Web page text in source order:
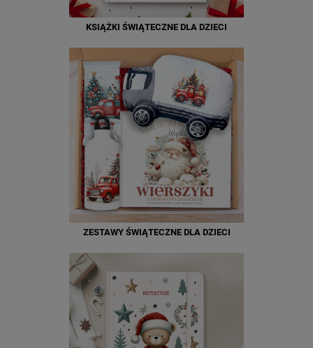
KSIĄŻKI ŚWIĄTECZNE DLA DZIECI
ZESTAWY ŚWIĄTECZNE DLA DZIECI